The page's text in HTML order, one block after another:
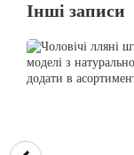
Інші записи